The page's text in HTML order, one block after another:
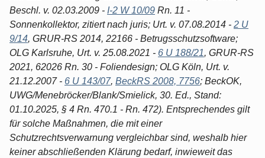
Beschl. v. 02.03.2009 - I-2 W 10/09 Rn. 11 -
Sonnenkollektor, zitiert nach juris; Urt. v. 07.08.2014 - 2 U
9/14, GRUR-RS 2014, 22166 - Betrugsschutzsoftware;
OLG Karlsruhe, Urt. v. 25.08.2021 - 6 U 188/21, GRUR-RS
2021, 62026 Rn. 30 - Foliendesign; OLG Köln, Urt. v.
21.12.2007 - 6 U 143/07, BeckRS 2008, 7756; BeckOK,
UWG/Menebröcker/Blank/Smielick, 30. Ed., Stand:
01.10.2025, § 4 Rn. 470.1 - Rn. 472). Entsprechendes gilt
für solche Maßnahmen, die mit einer
Schutzrechtsverwarnung vergleichbar sind, weshalb hier
keiner abschließenden Klärung bedarf, inwieweit das